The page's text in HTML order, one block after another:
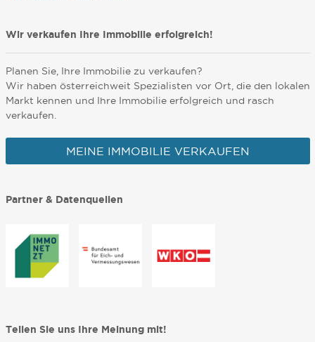
Wir verkaufen Ihre Immobilie erfolgreich!
Planen Sie, Ihre Immobilie zu verkaufen?
Wir haben österreichweit Spezialisten vor Ort, die den lokalen
Markt kennen und Ihre Immobilie erfolgreich und rasch
verkaufen.
MEINE IMMOBILIE VERKAUFEN
Partner & Datenquellen
Teilen Sie uns Ihre Meinung mit!